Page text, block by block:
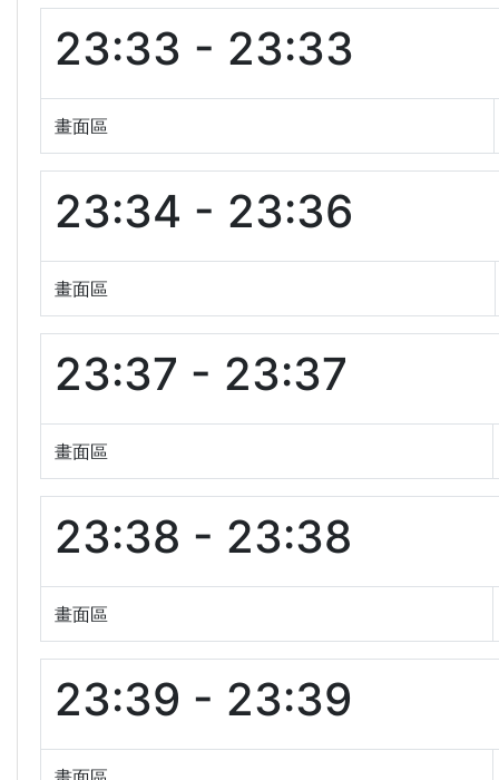
23:33 - 23:33
畫面區
23:34 - 23:36
畫面區
23:37 - 23:37
畫面區
23:38 - 23:38
畫面區
23:39 - 23:39